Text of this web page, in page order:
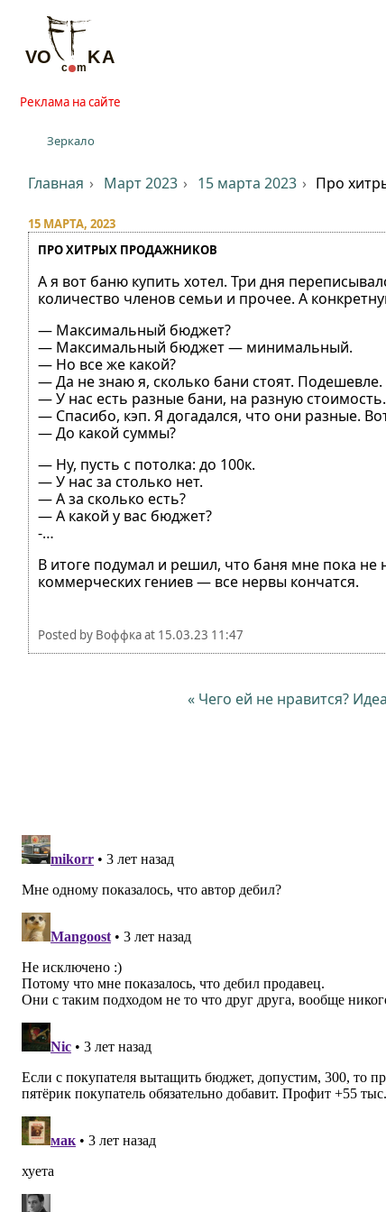
Реклама на сайте
Зеркало
Главная Март 2023 15 марта 2023 Про
15 МАРТА, 2023
ПРО ХИТРЫХ ПРОДАЖНИКОВ
А я вот баню купить хотел. Три дня
количество членов семьи и прочее. А
— Максимальный бюджет?
— Максимальный бюджет — минимальный.
— Но все же какой?
— Да не знаю я, сколько бани стоят. Подешевле.
— У нас есть разные бани, на разную стоимость.
— Спасибо, кэп. Я догадался, что они разные.
— До какой суммы?
— Ну, пусть с потолка: до 100к.
— У нас за столько нет.
— А за сколько есть?
— А какой у вас бюджет?
-…
В итоге подумал и решил, что баня мне пока
коммерческих гениев — все нервы кончатся.
Posted by Воффкаat 15.03.23 11:47
« Чего ей не нравится?